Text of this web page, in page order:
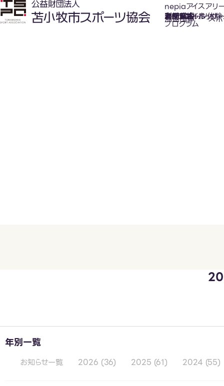
nepiaアイスアリ
氷上スポーツ体験
プログラム
お知らせ
スケジュール
フロアガイド
利用案内
利用料金
カジュアルホッケ
アクセス
加盟団体 ス
年別一覧
お知らせ一覧 2026 (36) 2025 (61) 2024 (55)